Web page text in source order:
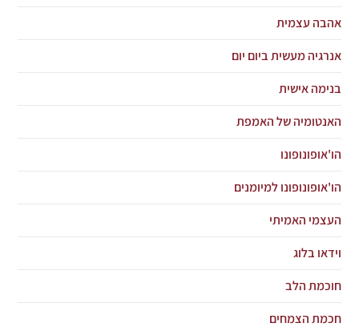
אהבה עצמית
אנרגיה מעשית ביום יום
בנימה אישית
האנטומיה של האמפת
הו'אופונופונו
הו'אופונופונו למיומנים
העצמי האמיתי
וידאו בלוג
חוכמת הלב
חכמת הצמחים